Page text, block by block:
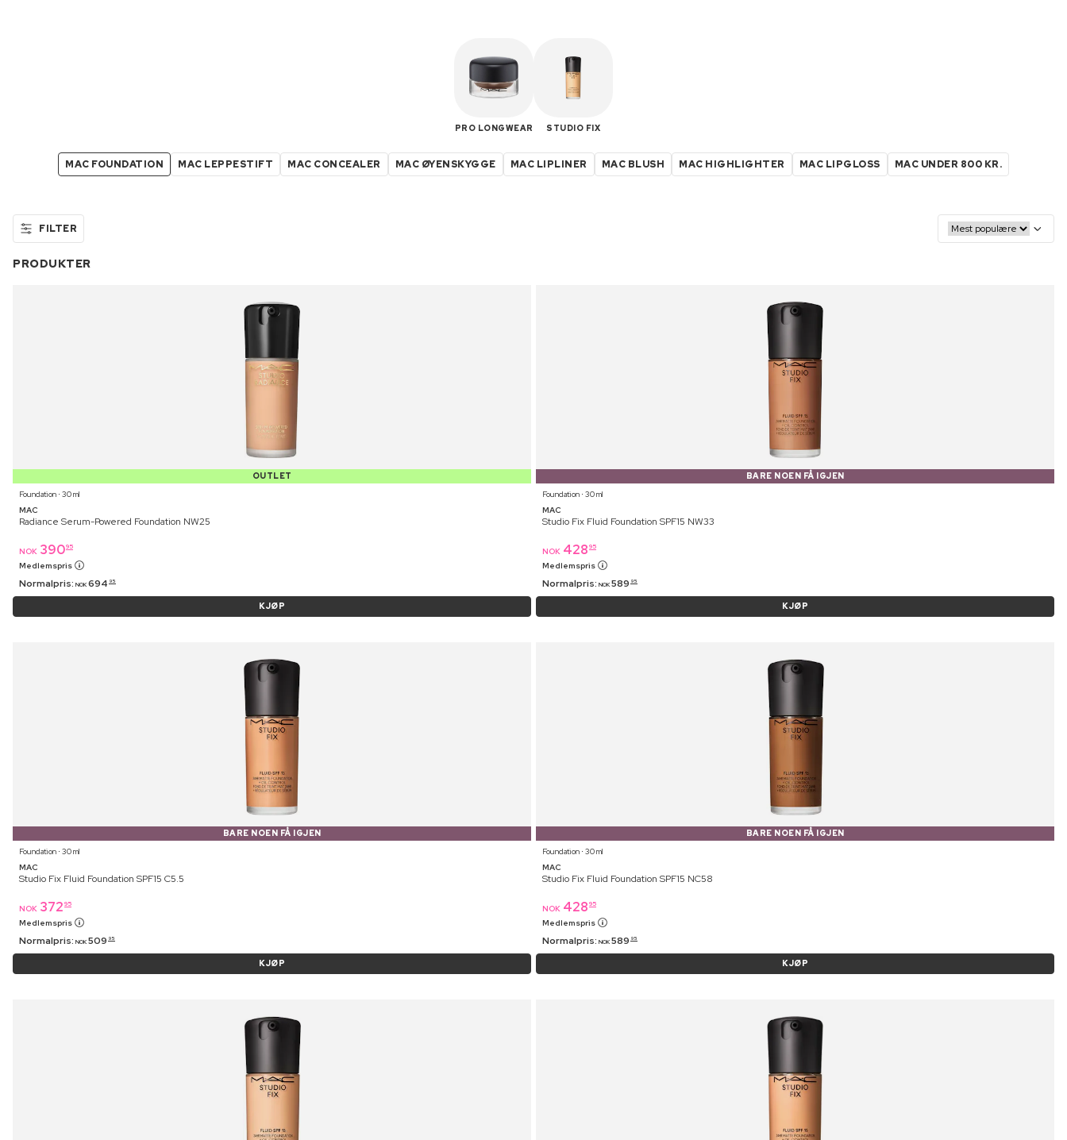
PRO LONGWEAR STUDIO FIX
MAC FOUNDATION MAC LEPPESTIFT MAC CONCEALER MAC ØYENSKYGGE MAC LIPLINER MAC BLUSH MAC HIGHLIGHTER MAC LIPGLOSS MAC UNDER 800 KR.
FILTER
PRODUKTER
OUTLET
Foundation ⋅ 30 ml
MAC
Radiance Serum-Powered Foundation NW25
NOK 39095
Medlemspris
Normalpris: NOK 694 95
KJØP
BARE NOEN FÅ IGJEN
Foundation ⋅ 30 ml
MAC
Studio Fix Fluid Foundation SPF15 NW33
NOK 428 95
Medlemspris
Normalpris: NOK 589 95
KJØP
BARE NOEN FÅ IGJEN
Foundation ⋅ 30 ml
MAC
Studio Fix Fluid Foundation SPF15 C5.5
NOK 372 95
Medlemspris
Normalpris: NOK 509 95
KJØP
BARE NOEN FÅ IGJEN
Foundation ⋅ 30 ml
MAC
Studio Fix Fluid Foundation SPF15 NC58
NOK 428 95
Medlemspris
Normalpris: NOK 589 95
KJØP